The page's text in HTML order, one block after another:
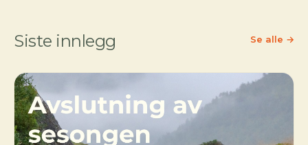
Siste innlegg Se alle →